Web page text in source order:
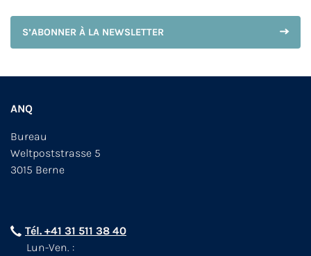
S’ABONNER À LA NEWSLETTER
ANQ
Bureau
Weltpoststrasse 5
3015 Berne
Tél. +41 31 511 38 40
Lun-Ven. :